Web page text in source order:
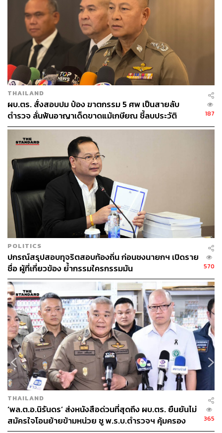
THAILAND
ผบ.ตร. สั่งสอบปม ป๋อง ฆาตกรรม 5 ศพ เป็นสายลับ
ตำรวจ ลั่นฟันอาญาเด็ดขาดแม้เกษียณ ชี้ลบประวัติ
อาชญากรเองไม่ได้
187
POLITICS
ปกรณ์สรุปสอบทุจริตสอบท้องถิ่น ก่อนชงนายกฯ เปิดราย
ชื่อ ผู้ที่เกี่ยวข้อง ย้ำกรรมใครกรรมมัน
570
THAILAND
‘พล.ต.อ.นิรันดร’ ส่งหนังสือด่วนที่สุดถึง ผบ.ตร. ยืนยันไม่
สมัครใจโอนย้ายข้ามหน่วย ชู พ.ร.บ.ตำรวจฯ คุ้มครอง
365